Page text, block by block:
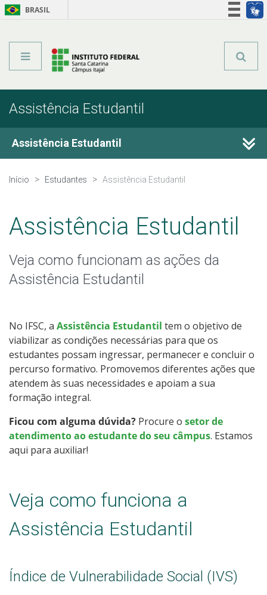
BRASIL
Assistência Estudantil
Assistência Estudantil
Ações Inclusivas
PAEVS
Apoio a eventos
Alimentação Estudantil
Início Estudantes Assistência Estudantil
Assistência Estudantil
Veja como funcionam as ações da
Assistência Estudantil
No IFSC, a Assistência Estudantil tem o objetivo de
viabilizar as condições necessárias para que os
estudantes possam ingressar, permanecer e concluir o
percurso formativo. Promovemos diferentes ações que
atendem às suas necessidades e apoiam a sua
formação integral.
Ficou com alguma dúvida? Procure o setor de
atendimento ao estudante do seu câmpus. Estamos
aqui para auxiliar!
Veja como funciona a
Assistência Estudantil
Índice de Vulnerabilidade Social (IVS)